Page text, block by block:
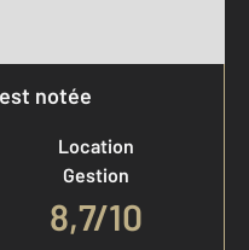
notée
Location
Gestion
8,7/10